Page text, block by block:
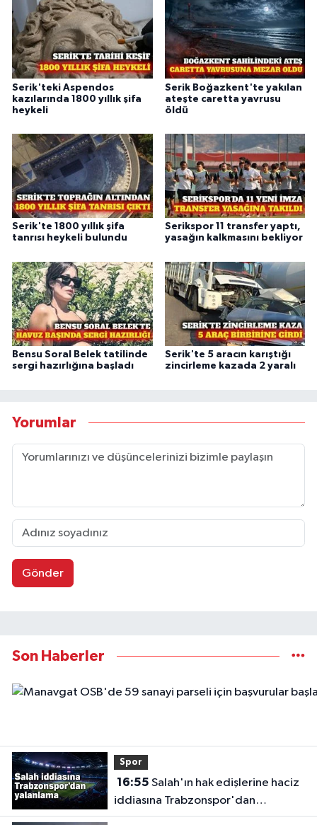
Serik'teki Aspendos
kazılarında 1800 yıllık şifa
heykeli
Serik Boğazkent'te yakılan
ateşte caretta yavrusu
öldü
Serik'te 1800 yıllık şifa
tanrısı heykeli bulundu
Serikspor 11 transfer yaptı,
yasağın kalkmasını bekliyor
Bensu Soral Belek tatilinde
sergi hazırlığına başladı
Serik'te 5 aracın karıştığı
zincirleme kazada 2 yaralı
Yorumlar
Gönder
Son Haberler
Spor
16:55
iddiasına Trabzonspor'dan
yalanlama